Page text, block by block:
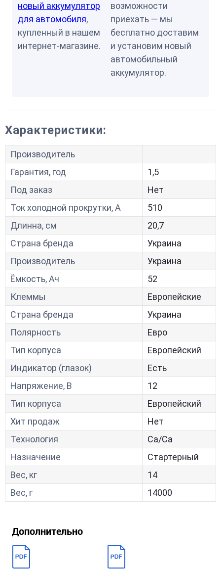
новый аккумулятор
для автомобиля,
купленный в нашем
интернет-магазине.
возможности
приехать — мы
бесплатно доставим
и установим новый
автомобильный
аккумулятор.
Характеристики:
Производитель
Гарантия, год
1,5
Под заказ
Нет
Ток холодной прокрутки, A
510
Длинна, см
20,7
Страна бренда
Украина
Производитель
Украина
Ёмкость, Ач
52
Клеммы
Европейские
Страна бренда
Украина
Полярность
Евро
Тип корпуса
Европейский
Индикатор (глазок)
Есть
Напряжение, В
12
Тип корпуса
Европейский
Хит продаж
Нет
Технология
Са/Са
Назначение
Стартерный
Вес, кг
14
Вес, г
14000
Дополнительно